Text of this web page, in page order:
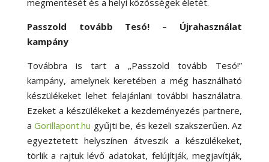
Passzold tovább Tesó! – Újrahasználat
kampány
Továbbra is tart a „Passzold tovább Tesó!”
kampány, amelynek keretében a még használható
készülékeket lehet felajánlani további használatra.
Ezeket a készülékeket a kezdeményezés partnere,
aGorillapont.hu gyűjti be, és kezeli szakszerűen. Az
egyeztetett helyszínen átveszik a készülékeket,
törlik a rajtuk lévő adatokat, felújítják, megjavítják,